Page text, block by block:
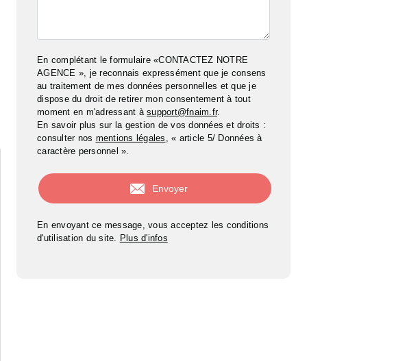
En complétant le formulaire «CONTACTEZ NOTRE
AGENCE », je reconnais expressément que je consens
au traitement de mes données personnelles et que je
dispose du droit de retirer mon consentement à tout
moment en m'adressant à support@fnaim.fr.
En savoir plus sur la gestion de vos données et droits :
consulter nos mentions légales , « article 5/ Données à
caractère personnel ».
En envoyant ce message, vous acceptez les conditions
d'utilisation du site.
Plus d'infos